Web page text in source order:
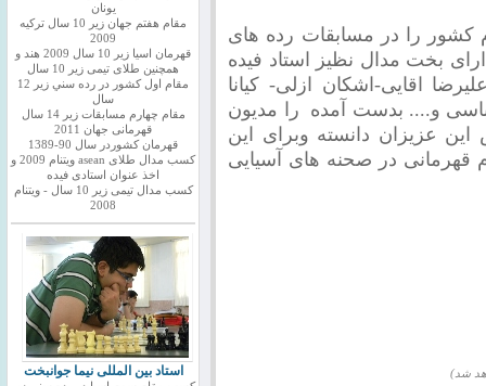
را در مسابقات رده های
بخت مدال نظیز استاد فیده
اقایی-اشکان ازلی- کیانا
و.... بدست آمده را مدیون
عزیزان دانسته وبرای این
قهرمانی در صحنه های آسیایی
شد)
یونان
مقام هفتم جهان زیر 10 سال ترکیه
2009
قهرمان اسيا زیر 10 سال 2009 هند و
همچنین طلای تیمی زیر 10 سال
مقام اول كشور در رده سني زير 12
سال
مقام چهارم مسابقات زیر 14 سال
قهرمانی جهان 2011
قهرمان کشوردر سال 90-1389
کسب مدال طلای asean ویتنام 2009 و
اخذ عنوان استادی فیده
کسب مدال تیمی زیر 10 سال - ویتنام
2008
استاد بین المللی نیما جوانبخت